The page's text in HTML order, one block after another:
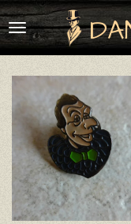
Passer
au
contenu